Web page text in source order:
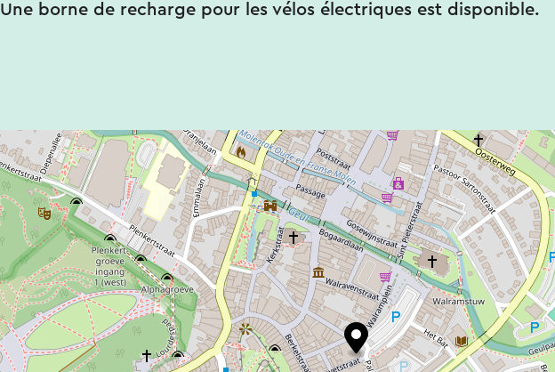
Une borne de recharge pour les vélos électriques est disponible.